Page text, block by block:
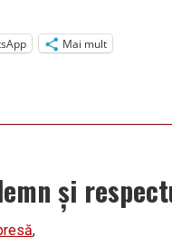
Mai mult
și
,